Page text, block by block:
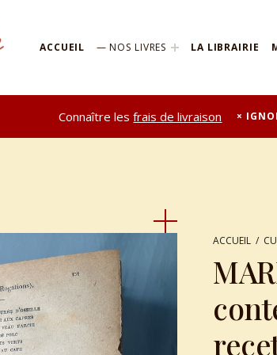
ACCUEIL NOS LIVRES LA LIBRAIRIE
Connaître lesfrais de livraison
ACCUEIL /